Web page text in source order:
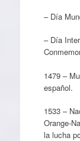
– Día
– Día
1479 –
español.
1533 –
Orange-
la lucha